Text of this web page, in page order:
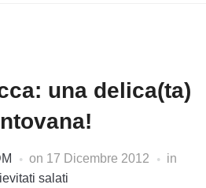
una delica(ta)
on 17 Dicembre 2012
in
salati